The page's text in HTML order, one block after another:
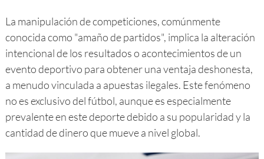
La manipulación de competiciones, comúnmente
conocida como "amaño de partidos", implica la alteración
intencional de los resultados o acontecimientos de un
evento deportivo para obtener una ventaja deshonesta,
a menudo vinculada a apuestas ilegales. Este fenómeno
no es exclusivo del fútbol, aunque es especialmente
prevalente en este deporte debido a su popularidad y la
cantidad de dinero que mueve a nivel global.